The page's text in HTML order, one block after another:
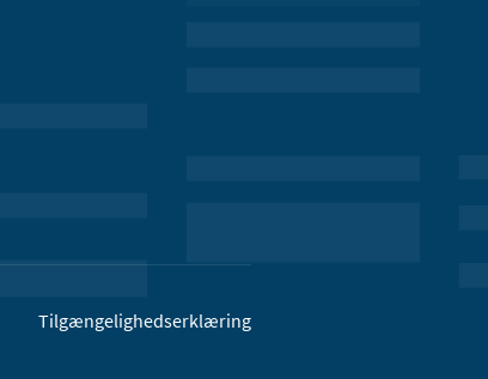
Tilgængelighedserklæring